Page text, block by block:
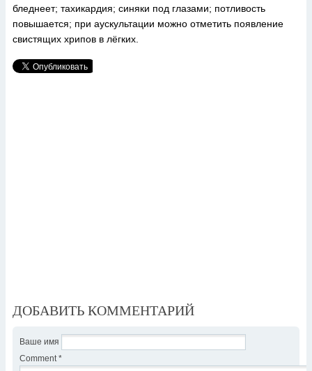
бледнеет; тахикардия; синяки под глазами; потливость
повышается; при аускультации можно отметить появление
свистящих хрипов в лёгких.
ДОБАВИТЬ КОММЕНТАРИЙ
Ваше имя
Comment *